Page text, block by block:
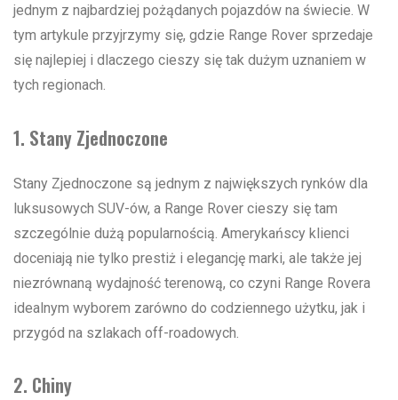
jednym z najbardziej pożądanych pojazdów na świecie. W
tym artykule przyjrzymy się, gdzie Range Rover sprzedaje
się najlepiej i dlaczego cieszy się tak dużym uznaniem w
tych regionach.
1. Stany Zjednoczone
Stany Zjednoczone są jednym z największych rynków dla
luksusowych SUV-ów, a Range Rover cieszy się tam
szczególnie dużą popularnością. Amerykańscy klienci
doceniają nie tylko prestiż i elegancję marki, ale także jej
niezrównaną wydajność terenową, co czyni Range Rovera
idealnym wyborem zarówno do codziennego użytku, jak i
przygód na szlakach off-roadowych.
2. Chiny